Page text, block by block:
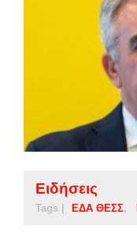
Ειδήσεις
Tags | ΕΔΑ ΘΕΣΣ